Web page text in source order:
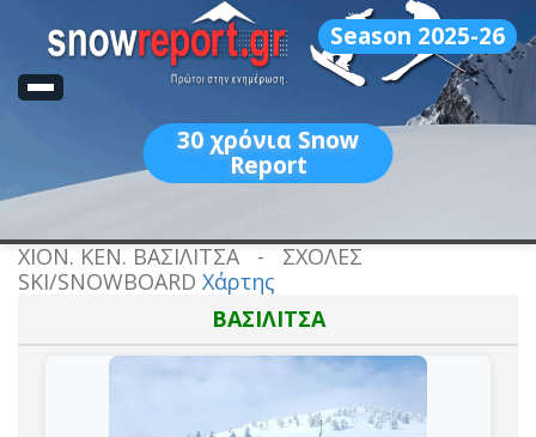
Season 2025-26
30 χρόνια Snow
Report
ΧΙΟΝ. ΚΕΝ. ΒΑΣΙΛΙΤΣΑ - ΣΧΟΛΕΣ
SKI/SNOWBOARD Χάρτης
ΒΑΣΙΛΙΤΣΑ